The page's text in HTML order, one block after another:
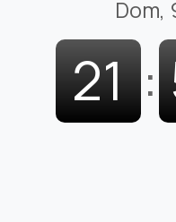
Dom,
21 :